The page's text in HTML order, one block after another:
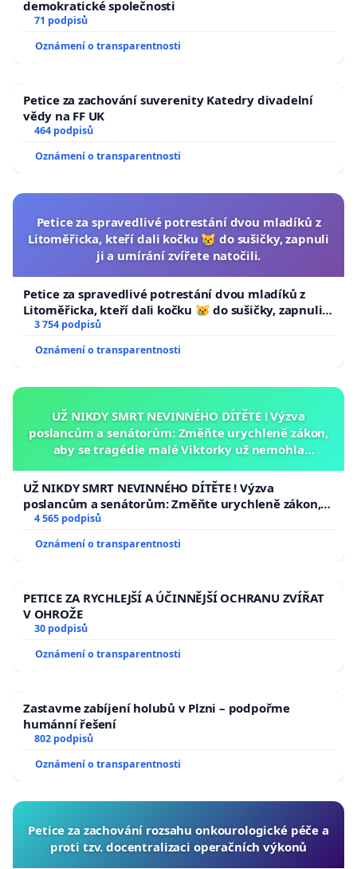
demokratické společnosti
71 podpisů
Oznámení o transparentnosti
Petice za zachování suverenity Katedry divadelní
vědy na FF UK
464 podpisů
Oznámení o transparentnosti
Petice za spravedlivé potrestání dvou mladíků z
Litoměřicka, kteří dali kočku 😿 do sušičky, zapnuli
ji a umírání zvířete natočili.
Petice za spravedlivé potrestání dvou mladíků z
Litoměřicka, kteří dali kočku 😿 do sušičky, zapnuli ji
a umírání zvířete natočili.
3 754 podpisů
Oznámení o transparentnosti
UŽ NIKDY SMRT NEVINNÉHO DÍTĚTE ! Výzva
poslancům a senátorům: Změňte urychleně zákon,
aby se tragédie malé Viktorky už nemohla
UŽ NIKDY SMRT NEVINNÉHO DÍTĚTE ! Výzva
poslancům a senátorům: Změňte urychleně zákon,
aby se tragédie malé Viktorky už nemohla opakovat!
4 565 podpisů
Oznámení o transparentnosti
PETICE ZA RYCHLEJŠÍ A ÚČINNĚJŠÍ OCHRANU ZVÍŘAT
V OHROŽE
30 podpisů
Oznámení o transparentnosti
Zastavme zabíjení holubů v Plzni – podpořme
humánní řešení
802 podpisů
Oznámení o transparentnosti
Petice za zachování rozsahu onkourologické péče a
proti tzv. docentralizaci operačních výkonů